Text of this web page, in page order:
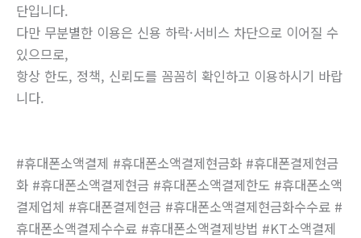
단입니다.
다만 무분별한 이용은 신용 하락·서비스 차단으로 이어질 수
있으므로,
항상 한도, 정책, 신뢰도를 꼼꼼히 확인하고 이용하시기 바랍
니다.
#휴대폰소액결제 #휴대폰소액결제현금화 #휴대폰결제현금
화 #휴대폰소액결제현금 #휴대폰소액결제한도 #휴대폰소액
결제업체 #휴대폰결제현금 #휴대폰소액결제현금화수수료 #
휴대폰소액결제수수료 #휴대폰소액결제방법 #KT소액결제